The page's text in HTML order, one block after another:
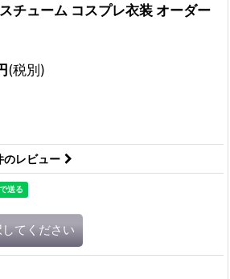
チューム コスプレ衣装 オーダー
(税別)
のレビュー
てください